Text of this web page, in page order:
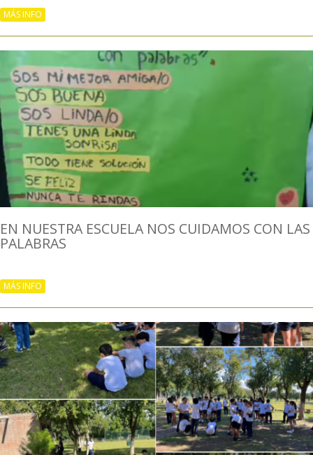
MÁS INFO
EN NUESTRA ESCUELA NOS CUIDAMOS CON LAS
PALABRAS
MÁS INFO